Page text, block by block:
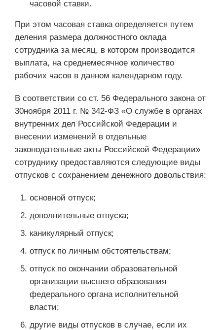
часовой ставки.
При этом часовая ставка определяется путем
деления размера должностного оклада
сотрудника за месяц, в котором производится
выплата, на среднемесячное количество
рабочих часов в данном календарном году.
В соответствии со ст. 56 Федерального закона от
30ноября 2011 г. № 342-ФЗ «О службе в органах
внутренних дел Российской Федерации и
внесении изменений в отдельные
законодательные акты Российской Федерации»
сотруднику предоставляются следующие виды
отпусков с сохранением денежного довольствия:
основной отпуск;
дополнительные отпуска;
каникулярный отпуск;
отпуск по личным обстоятельствам;
отпуск по окончании образовательной
организации высшего образования
федерального органа исполнительной
власти;
другие виды отпусков в случае, если их